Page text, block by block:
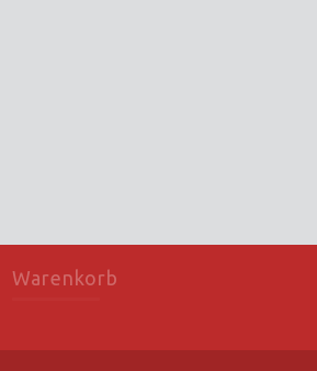
Warenkorb